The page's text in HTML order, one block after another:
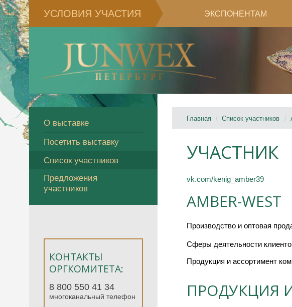
УСЛОВИЯ УЧАСТИЯ ЭКСПОНЕНТАМ
О выставке
Посетить выставку
Список участников
Предложения
участников
КОНТАКТЫ
ОРГКОМИТЕТА:
8 800 550 41 34
многоканальный телефон
Главная Список участников
УЧАСТНИК
vk.com/kenig_amber39
AMBER-WEST
Производство и оптовая
Сферы деятельности
Продукция и ассортимент
ПРОДУКЦИЯ